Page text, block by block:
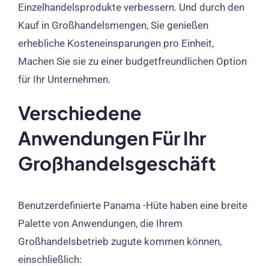
Einzelhandelsprodukte verbessern. Und durch den
Kauf in Großhandelsmengen, Sie genießen
erhebliche Kosteneinsparungen pro Einheit,
Machen Sie sie zu einer budgetfreundlichen Option
für Ihr Unternehmen.
Verschiedene
Anwendungen Für Ihr
Großhandelsgeschäft
Benutzerdefinierte Panama -Hüte haben eine breite
Palette von Anwendungen, die Ihrem
Großhandelsbetrieb zugute kommen können,
einschließlich: